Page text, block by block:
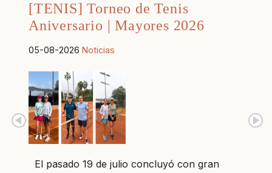
[TENIS] Torneo de Tenis
Aniversario | Mayores 2026
05-08-2026 Noticias
El pasado 19 de julio concluyó con gran